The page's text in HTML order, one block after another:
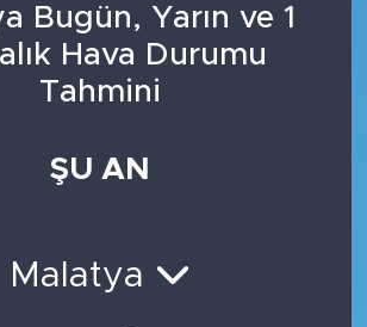
Bugün, Yarın ve 1
Hava Durumu
Tahmini
ŞU AN
Malatya
Durumu ve Fikstür